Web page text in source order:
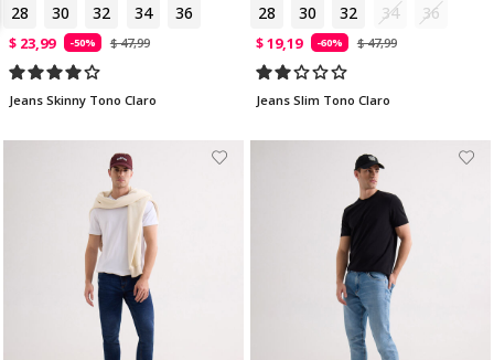
28 30 32 34 36
$ 23,99 -50% $ 47,99
Jeans Skinny Tono Claro
28 30 32 34 36
$ 19,19 -60% $ 47,99
Jeans Slim Tono Claro